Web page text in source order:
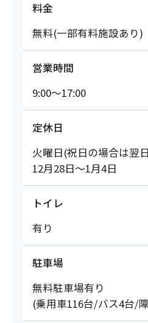
料金
無料(一部有料施設あり)
営業時間
9:00～17:00
定休日
火曜日(祝日の場合は翌
12月28日～1月4日
トイレ
有り
駐車場
無料駐車場有り
(乗用車116台/バス4台/